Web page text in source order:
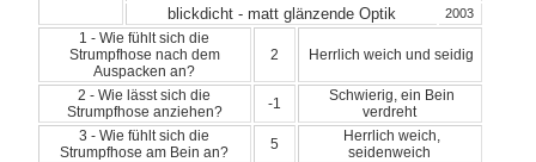
blickdicht - matt glänzende Optik 2003
1 - Wie fühlt sich die
Strumpfhose nach dem
Auspacken an?
2 Herrlich weich und seidig
2 - Wie lässt sich die
Strumpfhose anziehen?
-1
Schwierig, ein Bein
verdreht
3 - Wie fühlt sich die
Strumpfhose am Bein an?
5
Herrlich weich,
seidenweich